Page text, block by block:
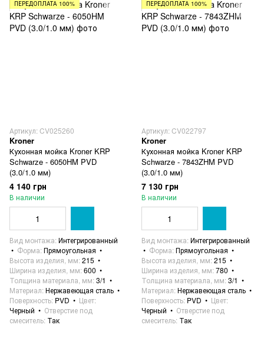
ПЕРЕДОПЛАТА 100%
Артикул: CV025260
Kroner
Кухонная мойка Kroner KRP
Schwarze - 6050HM PVD
(3.0/1.0 мм)
4 140 грн
В наличии
Вид монтажа Интегрированный
Форма Прямоугольная
Высота изделия, мм 215
Ширина изделия, мм 600
Толщина материала, мм 3/1
Материал Нержавеющая сталь
Поверхность PVD
Цвет
Черный
Отверстие под
смеситель Так
ПЕРЕДОПЛАТА 100%
Артикул: CV022797
Kroner
Кухонная мойка Kroner KRP
Schwarze - 7843ZHM PVD
(3.0/1.0 мм)
7 130 грн
В наличии
Вид монтажа Интегрированный
Форма Прямоугольная
Высота изделия, мм 215
Ширина изделия, мм 780
Толщина материала, мм 3/1
Материал Нержавеющая сталь
Поверхность PVD
Цвет
Черный
Отверстие под
смеситель Так